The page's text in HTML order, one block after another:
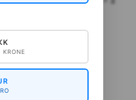
PÅ P. 4.5 MM
KRONE